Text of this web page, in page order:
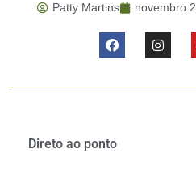
Patty Martins novembro
Direto ao ponto